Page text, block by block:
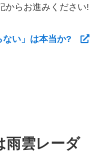
からお進みください!
ない」は本当か?
雨雲レーダ